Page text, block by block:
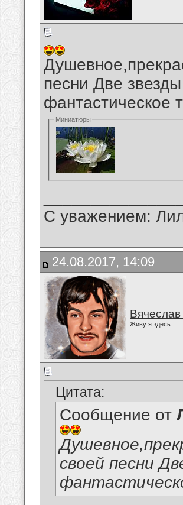
песни Две
фантастическое
Миниатюры
С уважением:
24.08.2017, 14:09
Живу я здесь
Цитата:
Сообщение от
своей песни